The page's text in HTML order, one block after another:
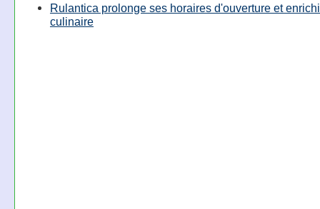
Rulantica prolonge ses horaires d'ouverture et
culinaire